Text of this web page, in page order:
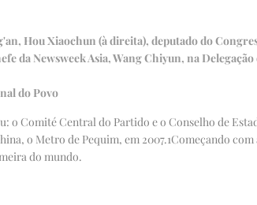
Hou Xiaochun (à direita), deputado do
da Newsweek Asia, Wang Chiyun, na
do Povo
o Comité Central do Partido e o Conselho de
o Metro de Pequim, em 2007.1Começando com
do mundo.